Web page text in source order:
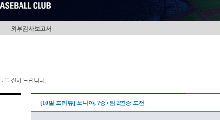
외부감사보고서
을 전해 드립니다.
[10일 프리뷰] 보니야, 7승+팀 2연승 도전